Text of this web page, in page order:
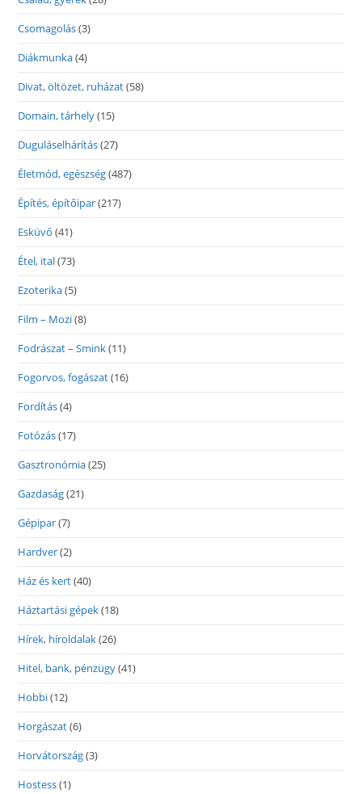
Csomagolás(3)
Diákmunka(4)
Divat, öltözet, ruházat(58)
Domain, tárhely(15)
Duguláselhárítás(27)
Életmód, egészség(487)
Építés, építőipar(217)
Esküvő (41)
Étel, ital(73)
Ezoterika(5)
Film – Mozi(8)
Fodrászat – Smink(11)
Fogorvos, fogászat(16)
Fordítás(4)
Fotózás(17)
Gasztronómia(25)
Gazdaság(21)
Gépipar(7)
Hardver(2)
Ház és kert(40)
Háztartási gépek(18)
Hírek, híroldalak(26)
Hitel, bank, pénzügy(41)
Hobbi(12)
Horgászat(6)
Horvátország(3)
Hostess(1)